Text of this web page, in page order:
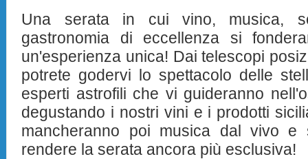
Una serata in cui vino, musica,
gastronomia di eccellenza si
un'esperienza unica! Dai telescopi
potrete godervi lo spettacolo delle
esperti astrofili che vi guideranno
degustando i nostri vini e i prodotti
mancheranno poi musica dal vivo e
rendere la serata ancora più esclusiva!